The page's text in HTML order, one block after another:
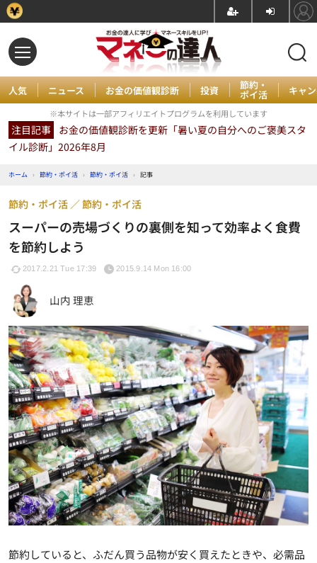
人気 ニュース お金の価値観診断 投資 節約・
ポイ活 キャ
※本サイトは一部アフィリエイトプログラムを利用しています
注目記事 お金の価値観診断を更新「暑い夏の自分へのご褒美スタ
イル診断」2026年8月
ホーム › 節約・ポイ活 › 節約・ポイ活 › 記事
スーパーの売場づくりの裏側を知って効率よく食費
を節約しよう
節約・ポイ活 節約・ポイ活
2017.2.21 Tue 17:39 2015.9.14 Mon 16:00
山内 理恵
節約していると、ふだん買う品物が安く買えたときや、必需品